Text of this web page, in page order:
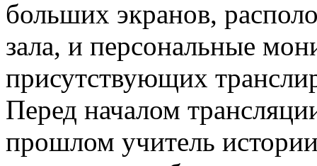
больших экранов,
зала, и персональные
присутствующих
Перед началом
прошлом учитель